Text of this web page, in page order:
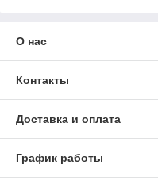
О нас
Контакты
Доставка и оплата
График работы